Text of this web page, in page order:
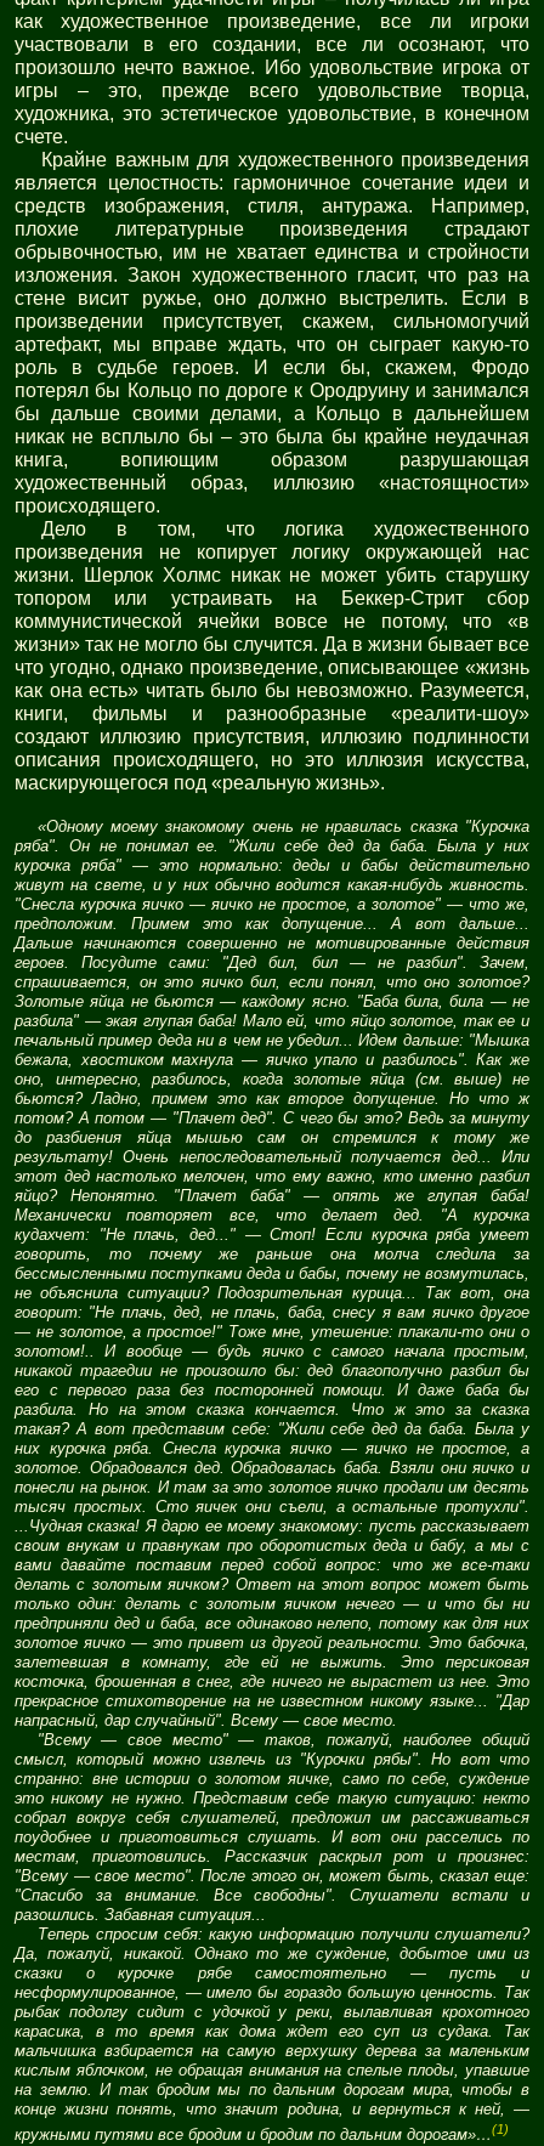
как художественное произведение, все ли игроки
участвовали в его создании, все ли осознают, что
произошло нечто важное. Ибо удовольствие игрока от
игры – это, прежде всего удовольствие творца,
художника, это эстетическое удовольствие, в конечном
счете.
Крайне важным для художественного произведения
является целостность: гармоничное сочетание идеи и
средств изображения, стиля, антуража. Например,
плохие литературные произведения страдают
обрывочностью, им не хватает единства и стройности
изложения. Закон художественного гласит, что раз на
стене висит ружье, оно должно выстрелить. Если в
произведении присутствует, скажем, сильномогучий
артефакт, мы вправе ждать, что он сыграет какую-то
роль в судьбе героев. И если бы, скажем, Фродо
потерял бы Кольцо по дороге к Ородруину и занимался
бы дальше своими делами, а Кольцо в дальнейшем
никак не всплыло бы – это была бы крайне неудачная
книга, вопиющим образом разрушающая
художественный образ, иллюзию «настоящности»
происходящего.
Дело в том, что логика художественного
произведения не копирует логику окружающей нас
жизни. Шерлок Холмс никак не может убить старушку
топором или устраивать на Беккер-Стрит сбор
коммунистической ячейки вовсе не потому, что «в
жизни» так не могло бы случится. Да в жизни бывает все
что угодно, однако произведение, описывающее «жизнь
как она есть» читать было бы невозможно. Разумеется,
книги, фильмы и разнообразные «реалити-шоу»
создают иллюзию присутствия, иллюзию подлинности
описания происходящего, но это иллюзия искусства,
маскирующегося под «реальную жизнь».
«Одному моему знакомому очень не нравилась сказка "Курочка
ряба". Он не понимал ее. "Жили себе дед да баба. Была у них
курочка ряба" — это нормально: деды и бабы действительно
живут на свете, и у них обычно водится какая-нибудь живность.
"Снесла курочка яичко — яичко не простое, а золотое" — что же,
предположим. Примем это как допущение... А вот дальше...
Дальше начинаются совершенно не мотивированные действия
героев. Посудите сами: "Дед бил, бил — не разбил". Зачем,
спрашивается, он это яичко бил, если понял, что оно золотое?
Золотые яйца не бьются — каждому ясно. "Баба била, била — не
разбила" — экая глупая баба! Мало ей, что яйцо золотое, так ее и
печальный пример деда ни в чем не убедил... Идем дальше: "Мышка
бежала, хвостиком махнула — яичко упало и разбилось". Как же
оно, интересно, разбилось, когда золотые яйца (см. выше) не
бьются? Ладно, примем это как второе допущение. Но что ж
потом? А потом — "Плачет дед". С чего бы это? Ведь за минуту
до разбиения яйца мышью сам он стремился к тому же
результату! Очень непоследовательный получается дед... Или
этот дед настолько мелочен, что ему важно, кто именно разбил
яйцо? Непонятно. "Плачет баба" — опять же глупая баба!
Механически повторяет все, что делает дед. "А курочка
кудахчет: "Не плачь, дед..." — Стоп! Если курочка ряба умеет
говорить, то почему же раньше она молча следила за
бессмысленными поступками деда и бабы, почему не возмутилась,
не объяснила ситуации? Подозрительная курица... Так вот, она
говорит: "Не плачь, дед, не плачь, баба, снесу я вам яичко другое
— не золотое, а простое!" Тоже мне, утешение: плакали-то они о
золотом!.. И вообще — будь яичко с самого начала простым,
никакой трагедии не произошло бы: дед благополучно разбил бы
его с первого раза без посторонней помощи. И даже баба бы
разбила. Но на этом сказка кончается. Что ж это за сказка
такая? А вот представим себе: "Жили себе дед да баба. Была у
них курочка ряба. Снесла курочка яичко — яичко не простое, а
золотое. Обрадовался дед. Обрадовалась баба. Взяли они яичко и
понесли на рынок. И там за это золотое яичко продали им десять
тысяч простых. Сто яичек они съели, а остальные протухли".
...Чудная сказка! Я дарю ее моему знакомому: пусть рассказывает
своим внукам и правнукам про оборотистых деда и бабу, а мы с
вами давайте поставим перед собой вопрос: что же все-таки
делать с золотым яичком? Ответ на этот вопрос может быть
только один: делать с золотым яичком нечего — и что бы ни
предприняли дед и баба, все одинаково нелепо, потому как для них
золотое яичко — это привет из другой реальности. Это бабочка,
залетевшая в комнату, где ей не выжить. Это персиковая
косточка, брошенная в снег, где ничего не вырастет из нее. Это
прекрасное стихотворение на не известном никому языке... "Дар
напрасный, дар случайный". Всему — свое место.
"Всему — свое место" — таков, пожалуй, наиболее общий
смысл, который можно извлечь из "Курочки рябы". Но вот что
странно: вне истории о золотом яичке, само по себе, суждение
это никому не нужно. Представим себе такую ситуацию: некто
собрал вокруг себя слушателей, предложил им рассаживаться
поудобнее и приготовиться слушать. И вот они расселись по
местам, приготовились. Рассказчик раскрыл рот и произнес:
"Всему — свое место". После этого он, может быть, сказал еще:
"Спасибо за внимание. Все свободны". Слушатели встали и
разошлись. Забавная ситуация...
Теперь спросим себя: какую информацию получили слушатели?
Да, пожалуй, никакой. Однако то же суждение, добытое ими из
сказки о курочке рябе самостоятельно — пусть и
несформулированное, — имело бы гораздо большую ценность. Так
рыбак подолгу сидит с удочкой у реки, вылавливая крохотного
карасика, в то время как дома ждет его суп из судака. Так
мальчишка взбирается на самую верхушку дерева за маленьким
кислым яблочком, не обращая внимания на спелые плоды, упавшие
на землю. И так бродим мы по дальним дорогам мира, чтобы в
конце жизни понять, что значит родина, и вернуться к ней, —
кружными путями все бродим и бродим по дальним дорогам»…(1)